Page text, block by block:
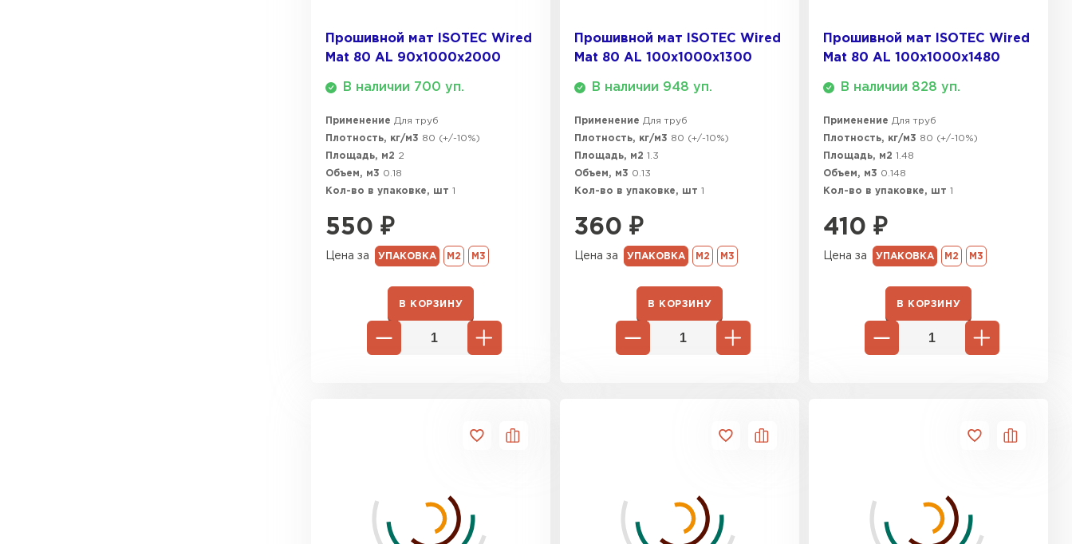
Прошивной мат ISOTEC Wired
Mat 80 AL 90х1000х2000
В наличии 700 уп.
Применение Для труб
Плотность, кг/м3 80 (+/-10%)
Площадь, м2 2
Объем, м3 0.18
Кол-во в упаковке, шт 1
550 ₽
Цена за УПАКОВКА М2 М3
В КОРЗИНУ
Прошивной мат ISOTEC Wired
Mat 80 AL 100х1000х1300
В наличии 948 уп.
Применение Для труб
Плотность, кг/м3 80 (+/-10%)
Площадь, м2 1.3
Объем, м3 0.13
Кол-во в упаковке, шт 1
360 ₽
Цена за УПАКОВКА М2 М3
В КОРЗИНУ
Прошивной мат ISOTEC Wired
Mat 80 AL 100х1000х1480
В наличии 828 уп.
Применение Для труб
Плотность, кг/м3 80 (+/-10%)
Площадь, м2 1.48
Объем, м3 0.148
Кол-во в упаковке, шт 1
410 ₽
Цена за УПАКОВКА М2 М3
В КОРЗИНУ